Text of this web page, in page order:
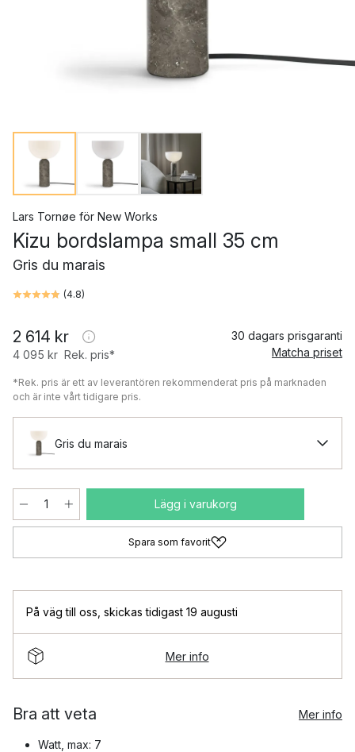
Lars Tornøe för New Works
Kizu bordslampa small 35 cm
Gris du marais
(4.8)
2 614 kr
4 095 kr Rek. pris*
30 dagars prisgaranti
Matcha priset
*Rek. pris är ett av leverantören rekommenderat pris på marknaden
och är inte vårt tidigare pris.
Gris du marais
Lägg i varukorg
Spara som favorit
På väg till oss skickas tidigast 19 augusti
Mer info
Bra att veta Mer info
Watt, max: 7